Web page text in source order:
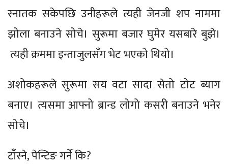
स्नातक सकेपछि उनीहरूले त्यही जेनजी शप नाममा
झोला बनाउने सोचे। सुरूमा बजार घुमेर यसबारे बुझे।
त्यही क्रममा इन्ताजुलसँग भेट भएको थियो।
अशोकहरूले सुरूमा सय वटा सादा सेतो टोट ब्याग
बनाए। त्यसमा आफ्नो ब्रान्ड लोगो कसरी बनाउने भनेर
सोचे।
टाँस्ने, पेन्टिङ गर्ने कि?